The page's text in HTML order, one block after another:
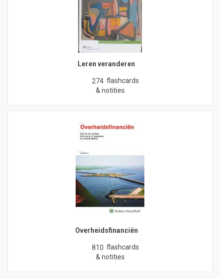
Leren veranderen
274 flashcards
& notities
Overheidsfinanciën
810 flashcards
& notities